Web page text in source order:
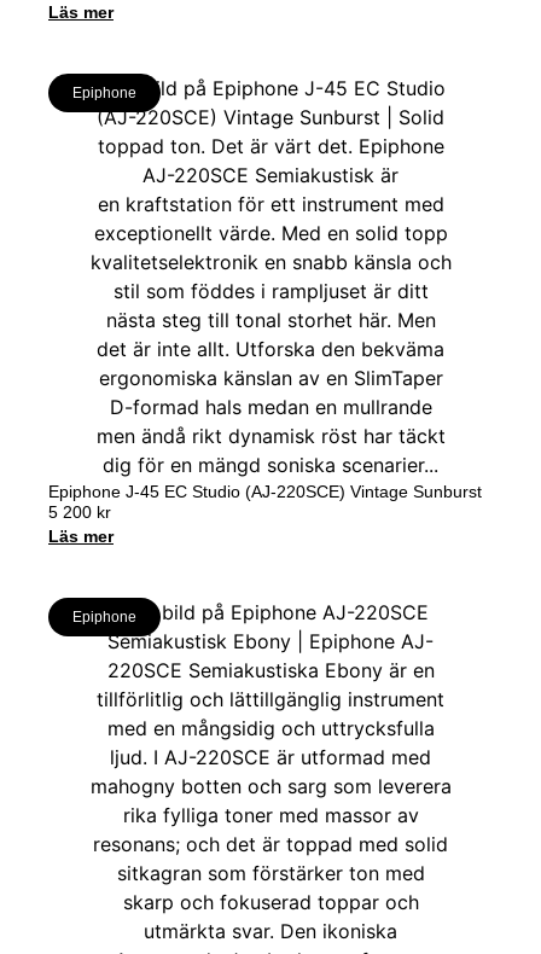
Läs mer
Epiphone
Epiphone J-45 EC Studio (AJ-220SCE) Vintage Sunburst
5 200 kr
Läs mer
Epiphone